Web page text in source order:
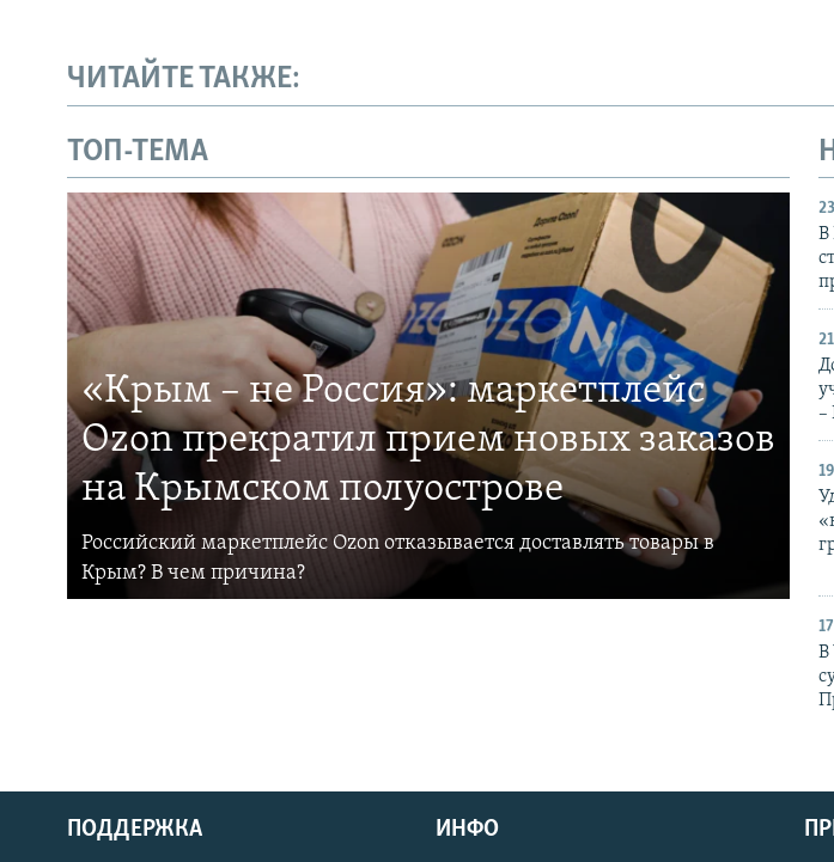
ЧИТАЙТЕ ТАКЖЕ:
ТОП-ТЕМА
«Крым – не Россия»: маркетплейс
Ozon прекратил прием новых заказов
на Крымском полуострове
Российский маркетплейс Ozon отказывается доставлять товары в
Крым? В чем причина?
В
–
В
ПОДДЕРЖКА ИНФО